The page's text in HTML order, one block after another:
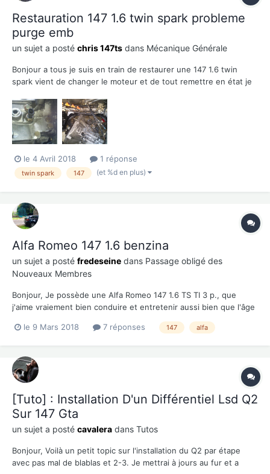
Restauration 147 1.6 twin spark probleme
purge emb
un sujet a posté chris 147ts dans Mécanique Générale
Bonjour a tous je suis en train de restaurer une 147 1.6 twin
spark vient de changer le moteur et de tout remettre en état je
purge ce coup j ai des doutes d un j ai débranché le flexible d
embrayage au récepteur pour nettoyer la boite...
le 4 Avril 2018 1 réponse
twin spark 147 (et %d en plus)
Alfa Romeo 147 1.6 benzina
un sujet a posté fredeseine dans Passage obligé des
Nouveaux Membres
Bonjour, Je possède une Alfa Romeo 147 1.6 TS TI 3 p., que
j'aime vraiement bien conduire et entretenir aussi bien que l'âge
modèles : 155 1.8 TS (ma première Alfa, bon tempérament ;)) ,
le 9 Mars 2018 7 réponses 147 alfa
[Tuto] : Installation D'un Différentiel Lsd Q2
Sur 147 Gta
un sujet a posté cavalera dans Tutos
Bonjour, Voilà un petit topic sur l'installation du Q2 par étape
avec pas mal de blablas et 2-3. Je mettrai à jours au fur et a